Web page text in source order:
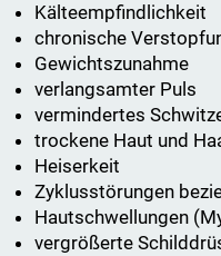
Kälteempfindlichkeit
chronische
Gewichtszunahme
verlangsamter Puls
vermindertes
trockene Haut und
Heiserkeit
Zyklusstörungen
Hautschwellungen
vergrößerte